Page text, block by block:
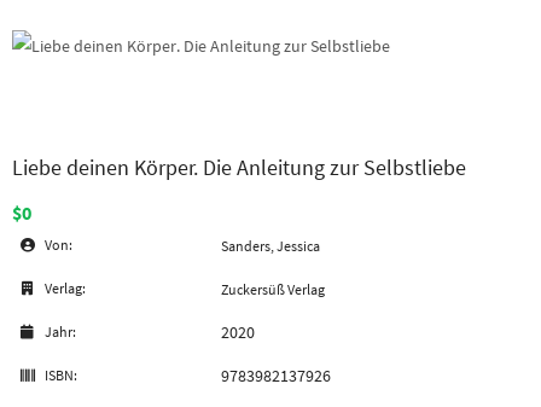
Liebe deinen Körper. Die Anleitung zur Selbstliebe
$0
Von: Sanders, Jessica
Verlag: Zuckersüß Verlag
Jahr: 2020
ISBN: 9783982137926